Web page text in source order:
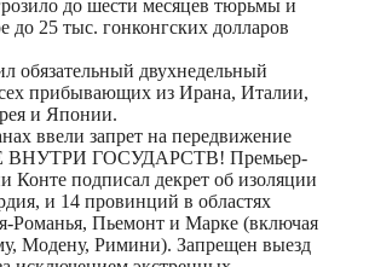
до шести месяцев тюрьмы и
до 25 тыс. гонконгских долларов
обязательный двухнедельный
прибывающих из Ирана, Италии,
и Японии.
ввели запрет на передвижение
ВНУТРИ ГОСУДАРСТВ! Премьер-
Конте подписал декрет об изоляции
и 14 провинций в областях
Романья, Пьемонт и Марке (включая
Модену, Римини). Запрещен выезд